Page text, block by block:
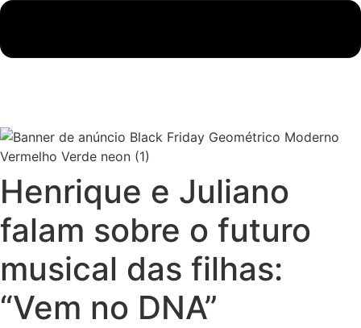
Henrique e Juliano
falam sobre o futuro
musical das filhas:
“Vem no DNA”